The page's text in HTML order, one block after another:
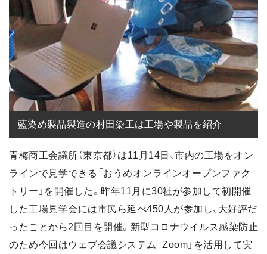
藍染め製品製造の村田染工は工場や製品を紹介
青梅商工会議所（東京都）は11月14日、市内の工場をオン
ラインで見学できる「おうめオンラインオープンファク
トリー」を開催した。昨年11月に30社が参加して初開催
した工場見学会には市民ら延べ450人が参加し、大好評だ
ったことから2回目を開催。新型コロナウイルス感染防止
のため今回はウェブ会議システム「Zoom」を活用して実